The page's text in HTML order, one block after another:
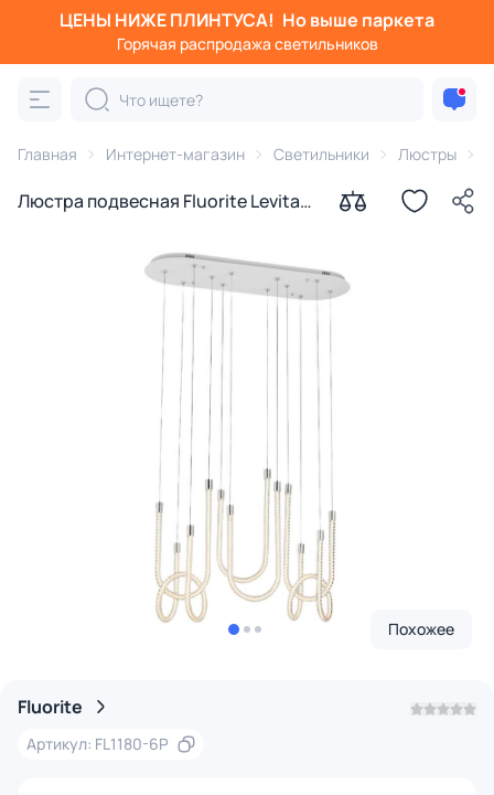
ЦЕНЫ НИЖЕ ПЛИНТУСА! Но выше паркета
Горячая распродажа светильников
Главная Интернет-магазин Светильники Люстры
Люстра подвесная Fluorite Levita
Похожее
Fluorite
Артикул: FL1180-6P